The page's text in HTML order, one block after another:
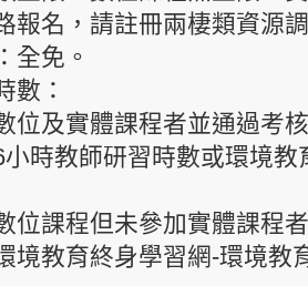
報名，請註冊兩棲類資源
全免。
數：
位及實體課程者並通過考
時教師研習時數或環境
位課程但未參加實體課程
境教育終身學習網-環境教